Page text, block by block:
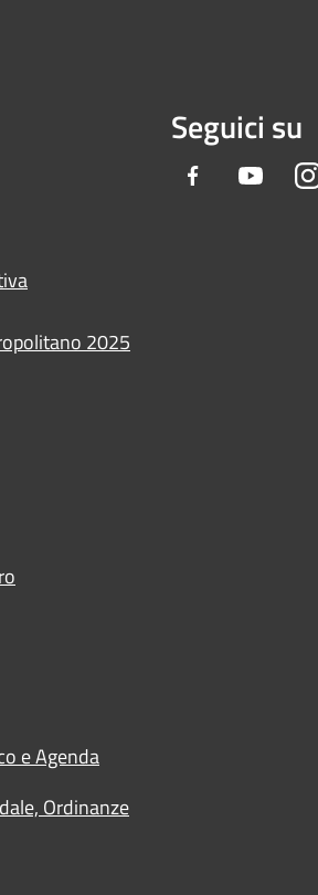
2025
e Agenda
Ordinanze
Seguici su
Facebook